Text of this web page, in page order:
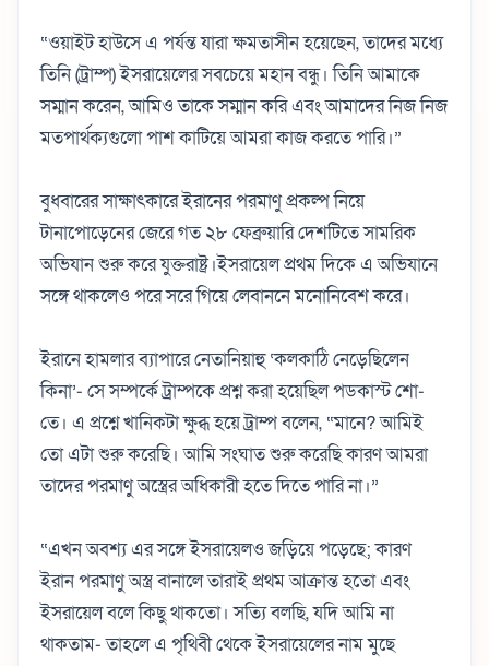
“ওয়াইট হাউসে এ পর্যন্ত যারা ক্ষমতাসীন হয়েছেন, তাদের মধ্যে
তিনি (ট্রাম্প) ইসরায়েলের সবচেয়ে মহান বন্ধু। তিনি আমাকে
সম্মান করেন, আমিও তাকে সম্মান করি এবং আমাদের নিজ নিজ
মতপার্থক্যগুলো পাশ কাটিয়ে আমরা কাজ করতে পারি।”
বুধবারের সাক্ষাৎকারে ইরানের পরমাণু প্রকল্প নিয়ে
টানাপোড়েনের জেরে গত ২৮ ফেব্রুয়ারি দেশটিতে সামরিক
অভিযান শুরু করে যুক্তরাষ্ট্র।ইসরায়েল প্রথম দিকে এ অভিযানে
সঙ্গে থাকলেও পরে সরে গিয়ে লেবাননে মনোনিবেশ করে।
ইরানে হামলার ব্যাপারে নেতানিয়াহু ‘কলকাঠি নেড়েছিলেন
কিনা’- সে সম্পর্কে ট্রাম্পকে প্রশ্ন করা হয়েছিল পডকাস্ট শো-
তে। এ প্রশ্নে খানিকটা ক্ষুব্ধ হয়ে ট্রাম্প বলেন, “মানে? আমিই
তো এটা শুরু করেছি। আমি সংঘাত শুরু করেছি কারণ আমরা
তাদের পরমাণু অস্ত্রের অধিকারী হতে দিতে পারি না।”
“এখন অবশ্য এর সঙ্গে ইসরায়েলও জড়িয়ে পড়েছে; কারণ
ইরান পরমাণু অস্ত্র বানালে তারাই প্রথম আক্রান্ত হতো এবং
ইসরায়েল বলে কিছু থাকতো। সত্যি বলছি, যদি আমি না
থাকতাম- তাহলে এ পৃথিবী থেকে ইসরায়েলের নাম মুছে